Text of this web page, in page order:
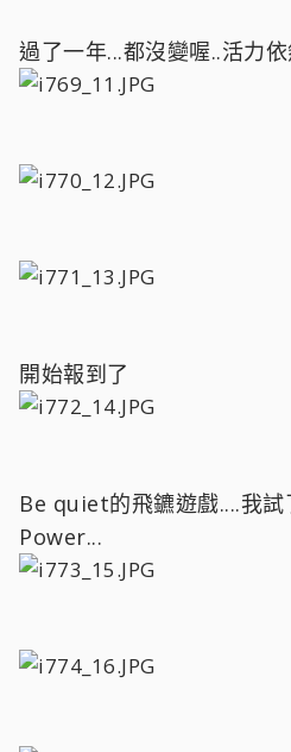
過了一年...都沒變喔..活力
開始報到了
Be quiet的飛鑣遊戲....我試
Power...